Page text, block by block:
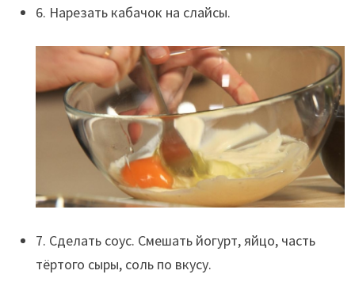
6. Нарезать кабачок на слайсы.
7. Сделать соус. Смешать йогурт, яйцо, часть
тёртого сыры, соль по вкусу.